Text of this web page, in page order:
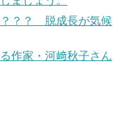
？？？ 脱成長が気候
作家・河﨑秋子さん